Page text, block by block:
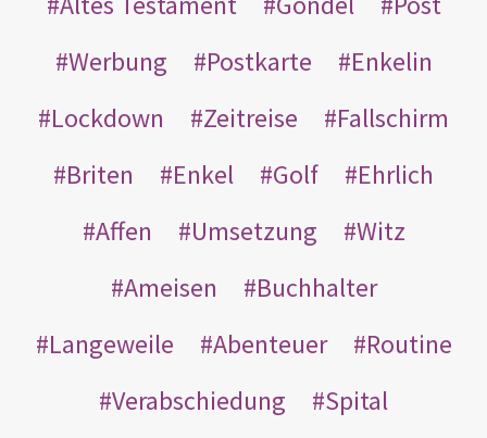
Werbung
Postkarte
Enkelin
Lockdown
Zeitreise
Fallschirm
Briten
Enkel Golf
Ehrlich
Affen
Umsetzung
Witz
Ameisen
Buchhalter
Langeweile
Abenteuer
Routine
Verabschiedung
Spital